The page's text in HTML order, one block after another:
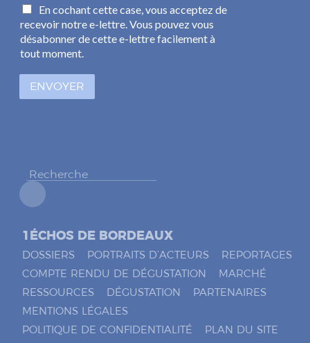
a
i
l
*
C
a
s
e
à
En cochant cette case, vous acceptez de
recevoir notre e-lettre. Vous pouvez vous
désabonner de cette e-lettre facilement à
tout moment.
ENVOYER
1ÉCHOS DE BORDEAUX
DOSSIERS PORTRAITS D’ACTEURS
REPORTAGES
COMPTE RENDU DE DÉGUSTATION
MARCHÉ
RESSOURCES
DÉGUSTATION
PARTENAIRES
MENTIONS LÉGALES
POLITIQUE DE CONFIDENTIALITÉ
PLAN DU SITE